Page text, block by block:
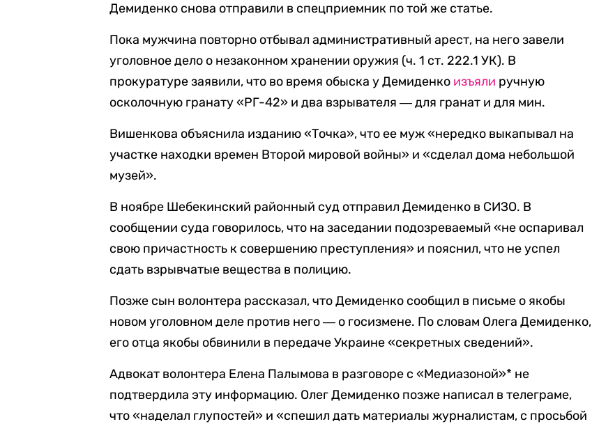
Демиденко снова отправили в спецприемник по той же статье.
Пока мужчина повторно отбывал административный арест, на него завели
уголовное дело о незаконном хранении оружия (ч. 1 ст. 222.1 УК). В
прокуратуре заявили, что во время обыска у Демиденко изъяли ручную
осколочную гранату «РГ-42» и два взрывателя ― для гранат и для мин.
Вишенкова объяснила изданию «Точка», что ее муж «нередко выкапывал на
участке находки времен Второй мировой войны» и «сделал дома небольшой
музей».
В ноябре Шебекинский районный суд отправил Демиденко в СИЗО. В
сообщении суда говорилось, что на заседании подозреваемый «не оспаривал
свою причастность к совершению преступления» и пояснил, что не успел
сдать взрывчатые вещества в полицию.
Позже сын волонтера рассказал, что Демиденко сообщил в письме о якобы
новом уголовном деле против него ― о госизмене. По словам Олега Демиденко,
его отца якобы обвинили в передаче Украине «секретных сведений».
Адвокат волонтера Елена Палымова в разговоре с «Медиазоной»* не
подтвердила эту информацию. Олег Демиденко позже написал в телеграме,
что «наделал глупостей» и «спешил дать материалы журналистам, с просьбой